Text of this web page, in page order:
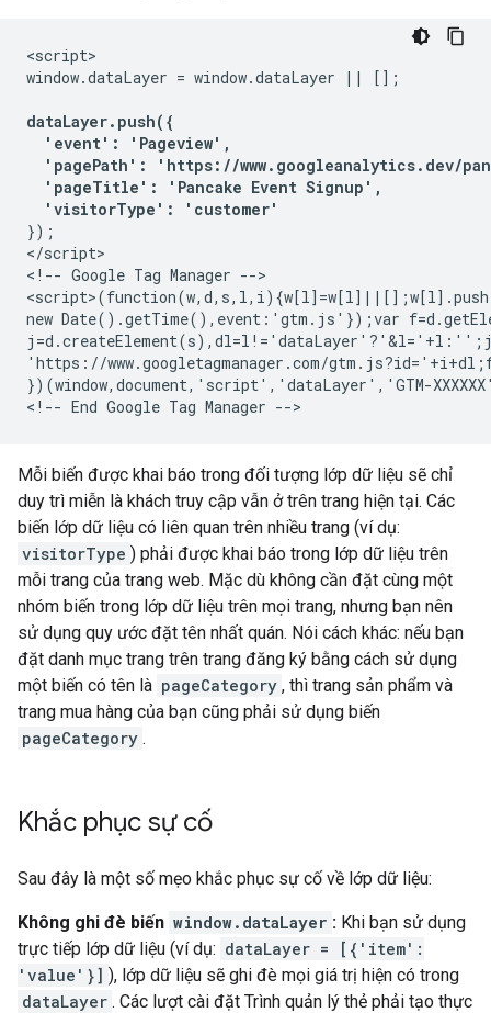
<script>
window.dataLayer = window.dataLayer || [];
dataLayer.push({
  'event': 'Pageview',
'pagePath': 'https://www.googleanalytics.dev/
  'pageTitle': 'Pancake Event Signup',
  'visitorType': 'customer'
});
</script>
<!-- Google Tag Manager -->
new Date().getTime(),event:'gtm.js'});var
'https://www.googletagmanager.com/
})(window,document,'script','dataLayer','GTM-
Mỗi biến được khai báo trong đối tượng lớp dữ liệu sẽ chỉ
duy trì miễn là khách truy cập vẫn ở trên trang hiện tại. Các
biến lớp dữ liệu có liên quan trên nhiều trang (ví dụ:
visitorType ) phải được khai báo trong lớp dữ liệu trên
mỗi trang của trang web. Mặc dù không cần đặt cùng một
nhóm biến trong lớp dữ liệu trên mọi trang, nhưng bạn nên
sử dụng quy ước đặt tên nhất quán. Nói cách khác: nếu bạn
đặt danh mục trang trên trang đăng ký bằng cách sử dụng
một biến có tên là pageCategory , thì trang sản phẩm và
trang mua hàng của bạn cũng phải sử dụng biến
pageCategory .
Khắc phục sự cố
Sau đây là một số mẹo khắc phục sự cố về lớp dữ liệu:
Không ghi đè biến window.dataLayer : Khi bạn sử dụng
trực tiếp lớp dữ liệu (ví dụ: dataLayer = [{'item':
'value'}] ), lớp dữ liệu sẽ ghi đè mọi giá trị hiện có trong
dataLayer . Các lượt cài đặt Trình quản lý thẻ phải tạo thực